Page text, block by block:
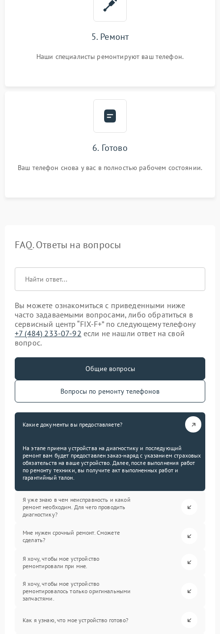
5. Ремонт
Наши специалисты ремонтируют ваш телефон.
6. Готово
Ваш телефон снова у вас в полностью рабочем состоянии.
FAQ. Ответы на вопросы
Вы можете ознакомиться с приведенными ниже
часто задаваемыми вопросами, либо обратиться в
сервисный центр “FIX-F+” по следующему телефону
+7 (484) 233-07-92 если не нашли ответ на свой
вопрос.
Общие вопросы
Вопросы по ремонту телефонов
Какие документы вы предоставляете?
На этапе приема устройства на диагностику и последующий
ремонт вам будет предоставлен заказ-наряд с указанием страховых
обязательств на ваше устройство. Далее, после выполнения работ
по ремонту техники, вы получите акт выполненных работ и
гарантийный талон.
Я уже знаю в чем неисправность и какой
ремонт необходим. Для чего проводить
диагностику?
Мне нужен срочный ремонт. Сможете
сделать?
Я хочу, чтобы мое устройство
ремонтировали при мне.
Я хочу, чтобы мое устройство
ремонтировалось только оригинальными
запчастями.
Как я узнаю, что мое устройство готово?